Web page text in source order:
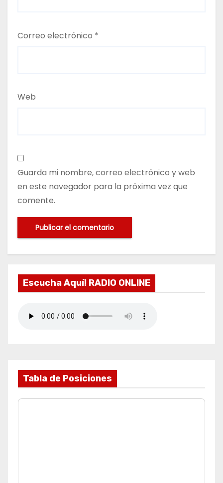
Correo electrónico *
Web
Guarda mi nombre, correo electrónico y web
en este navegador para la próxima vez que
comente.
Escucha Aquí! RADIO ONLINE
Tabla de Posiciones